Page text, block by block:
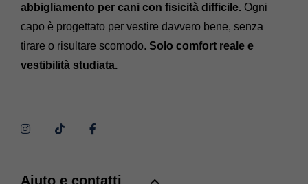
abbigliamento per cani con fisicità difficile. Ogni
capo è progettato per vestire davvero bene, senza
tirare o risultare scomodo. Solo comfort reale e
vestibilità studiata.
Aiuto e contatti